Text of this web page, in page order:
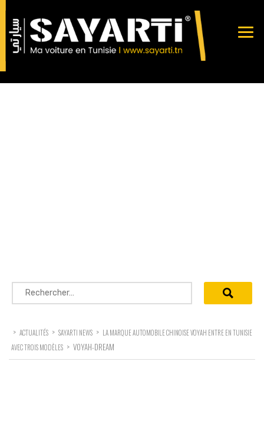
Rechercher :
> ACTUALITÉS > SAYARTI NEWS > LA MARQUE AUTOMOBILE CHINOISE VOYAH ENTRE EN TUNISIE
AVEC TROIS MODÈLES > VOYAH-DREAM